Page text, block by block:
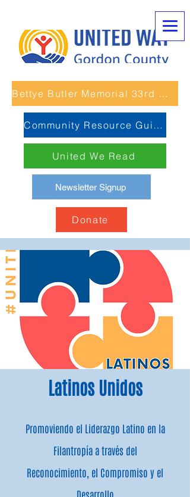
Donate
Newsletter Signup
Community Resource Guide
Bettye Butler Memorial 33rd Unity Run
United We Read
Latinos Unidos
Promoviendo el Liderazgo Latino en la
Filantropía a través del
Reconocimiento, el Compromiso y el
Desarrollo